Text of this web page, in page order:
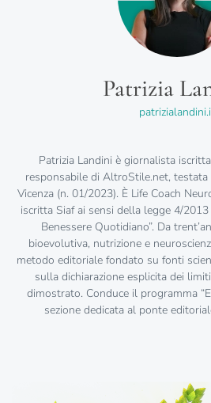
Patrizia
Patrizia Landini è giornalista
responsabile di AltroStile.net,
Vicenza (n. 01/2023). È Life Coach
iscritta Siaf ai sensi della legge 4/
Benessere Quotidiano”. Da
bioevolutiva, nutrizione e
metodo editoriale fondato su fonti
sulla dichiarazione esplicita dei
dimostrato. Conduce il programma
sezione dedicata al ponte